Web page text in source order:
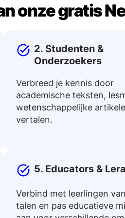
onze gratis
2. Studenten &
Onderzoekers
Verbreed je kennis door
academische teksten,
wetenschappelijke
vertalen.
5. Educators &
Verbind met leerlingen
talen en pas educatieve